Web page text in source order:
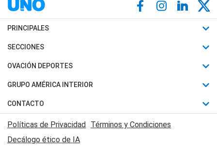
PRINCIPALES
Últimas Noticias
Política
Judiciales
Economia
SECCIONES
Horóscopo
Motores
Trucos caseros
Series y Películas
Edictos y Solicitadas
OVACIÓN DEPORTES
Fútbol
Mundial
Automovilismo
Rugby
GRUPO AMÉRICA INTERIOR
Canal 7 en Vivo
CONTACTO
Acerca de Nosotros
Contactanos
Políticas de Privacidad Términos y Condiciones
Decálogo ético de IA